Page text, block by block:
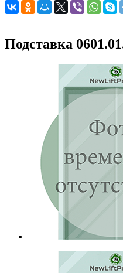
Подставка